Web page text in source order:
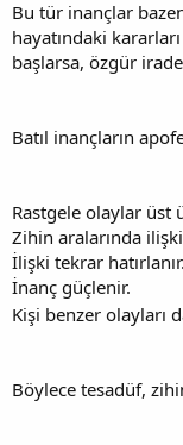
Bu tür inançlar
hayatındaki
başlarsa, özgür
Batıl inançların
Rastgele olaylar üst
Zihin aralarında
İlişki tekrar hatırlanır.
İnanç güçlenir.
Kişi benzer olayları
Böylece tesadüf,